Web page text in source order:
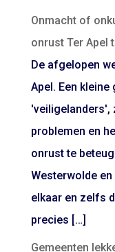
Onmacht of
onrust Ter Apel
De afgelopen
Apel. Een
'veiligelanders',
problemen en
onrust te
Westerwolde
elkaar en zelfs
precies […]
Gemeenten